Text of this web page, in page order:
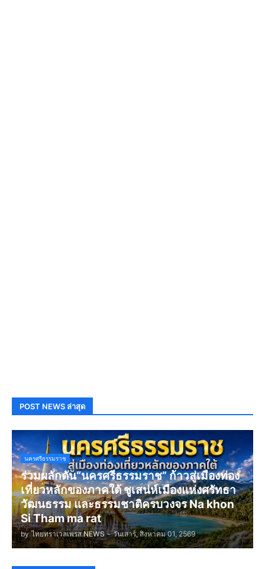
POST NEWS ล่าสุด
นครศรีธรรมราช
ร่วมผลักดัน“นครศรีธรรมราช” ก้าวสู่เมืองท่อง
เที่ยวหลักของภาคใต้ ชูเสน่ห์เมืองแห่งศรัทธา
วัฒนธรรม และธรรมชาติครบวงจร Na khon
Si Tham ma rat
by ไทยทราเวลเพรส NEWS - วันเสาร์, สิงหาคม 01, 2569